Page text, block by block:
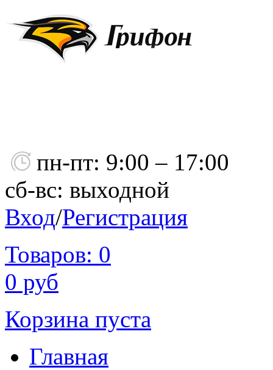
пн-пт: 9:00 – 17:00
сб-вс: выходной
Вход/Регистрация
Товаров: 0
0 руб
Корзина пуста
Главная